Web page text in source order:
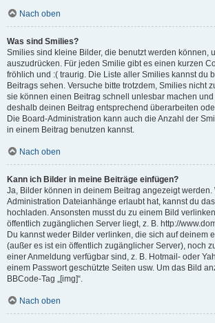
Nach oben
Was sind Smilies?
Smilies sind kleine Bilder, die benutzt werden können,
auszudrücken. Für jeden Smilie gibt es einen kurzen
fröhlich und :( traurig. Die Liste aller Smilies kannst du
Beitrags sehen. Versuche bitte trotzdem, Smilies nicht
sie können einen Beitrag schnell unlesbar machen
deshalb deinen Beitrag entsprechend überarbeiten
Die Board-Administration kann auch die Anzahl der
in einem Beitrag benutzen kannst.
Nach oben
Kann ich Bilder in meine Beiträge einfügen?
Ja, Bilder können in deinem Beitrag angezeigt werden.
Administration Dateianhänge erlaubt hat, kannst du
hochladen. Ansonsten musst du zu einem Bild
öffentlich zugänglichen Server liegt, z. B. http://
Du kannst weder Bilder verlinken, die sich auf deinem
(außer es ist ein öffentlich zugänglicher Server), noch
einer Anmeldung verfügbar sind, z. B. Hotmail- oder
einem Passwort geschützte Seiten usw. Um das Bild
BBCode-Tag „[img]“.
Nach oben